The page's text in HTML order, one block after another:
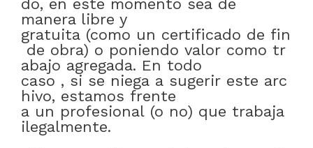
do, en este momento sea de
manera libre y
gratuita (como un certificado de fin
de obra) o poniendo valor como tr
abajo agregada. En todo
caso , si se niega a sugerir este arc
hivo, estamos frente
a un profesional (o no) que trabaja
ilegalmente.